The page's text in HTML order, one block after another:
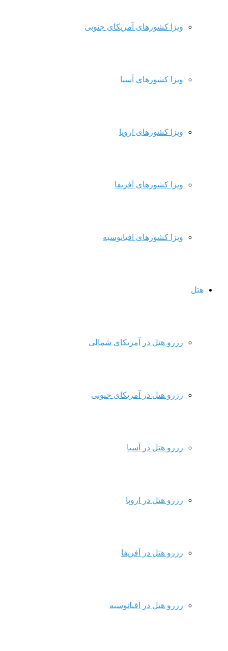
ویزا کشورهای آمریکای جنوبی
ویزا کشورهای آسیا
ویزا کشورهای اروپا
ویزا کشورهای آفریقا
ویزا کشورهای اقیانوسیه
هتل
رزرو هتل در آمریکای شمالی
رزرو هتل در آمریکای جنوبی
رزرو هتل در آسیا
رزرو هتل در اروپا
رزرو هتل در آفریقا
رزرو هتل در اقیانوسیه